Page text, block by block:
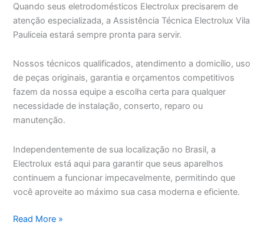
Quando seus eletrodomésticos Electrolux precisarem de
atenção especializada, a Assistência Técnica Electrolux Vila
Pauliceia estará sempre pronta para servir.
Nossos técnicos qualificados, atendimento a domicílio, uso
de peças originais, garantia e orçamentos competitivos
fazem da nossa equipe a escolha certa para qualquer
necessidade de instalação, conserto, reparo ou
manutenção.
Independentemente de sua localização no Brasil, a
Electrolux está aqui para garantir que seus aparelhos
continuem a funcionar impecavelmente, permitindo que
você aproveite ao máximo sua casa moderna e eficiente.
Assistência
Read More »